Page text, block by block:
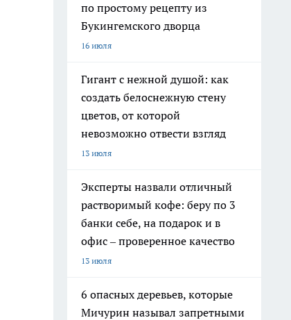
по простому рецепту из
Букингемского дворца
16 июля
Гигант с нежной душой: как
создать белоснежную стену
цветов, от которой
невозможно отвести взгляд
13 июля
Эксперты назвали отличный
растворимый кофе: беру по 3
банки себе, на подарок и в
офис – проверенное качество
13 июля
6 опасных деревьев, которые
Мичурин называл запретными